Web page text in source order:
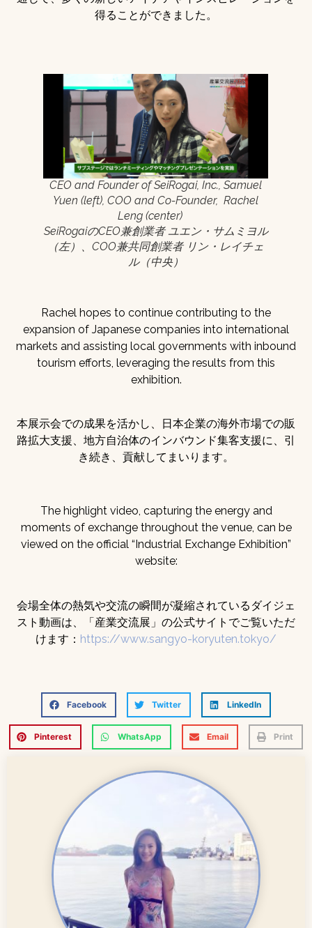
得ることができました。
CEO and Founder of SeiRogai, Inc., Samuel
Yuen (left), COO and Co-Founder, Rachel
Leng (center)
SeiRogaiのCEO兼創業者 ユエン・サムミヨル
（左）、COO兼共同創業者 リン・レイチェ
ル（中央）
Rachel hopes to continue contributing to the
expansion of Japanese companies into international
markets and assisting local governments with inbound
tourism efforts, leveraging the results from this
exhibition.
本展示会での成果を活かし、日本企業の海外市場での販
路拡大支援、地方自治体のインバウンド集客支援に、引
き続き、貢献してまいります。
The highlight video, capturing the energy and
moments of exchange throughout the venue, can be
viewed on the official “Industrial Exchange Exhibition”
website:
会場全体の熱気や交流の瞬間が凝縮されているダイジェ
スト動画は、「産業交流展」の公式サイトでご覧いただ
けます： https://www.sangyo-koryuten.tokyo/
Facebook Twitter LinkedIn
Pinterest WhatsApp Email Print